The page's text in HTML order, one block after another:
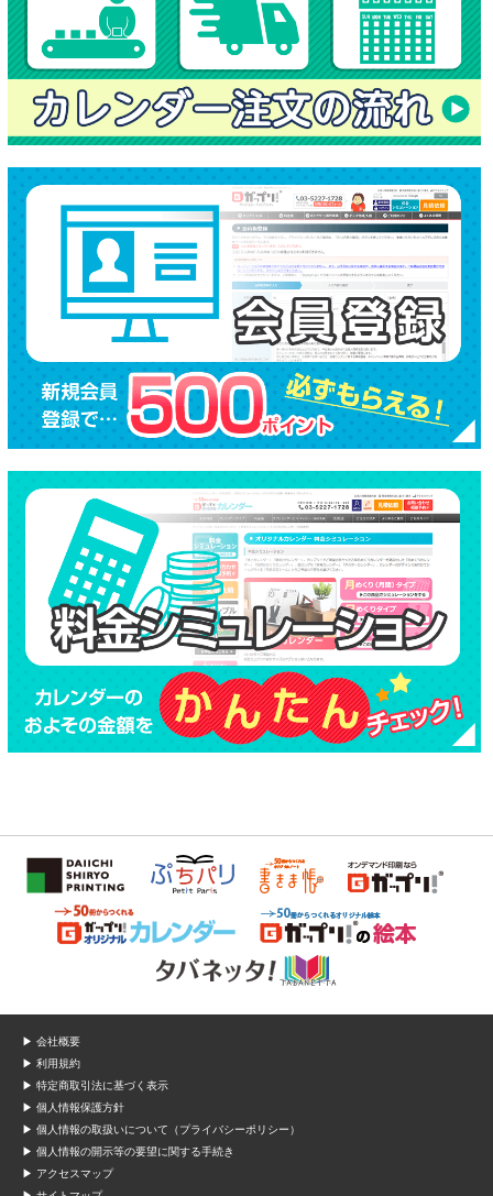
▶ 会社概要
▶ 利用規約
▶ 特定商取引法に基づく表示
▶ 個人情報保護方針
▶ 個人情報の取扱いについて（プライバシーポリシー）
▶ 個人情報の開示等の要望に関する手続き
▶ アクセスマップ